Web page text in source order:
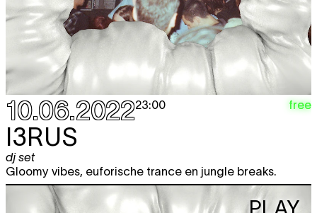
10.06.202223:00 free
I3RUS
dj set
Gloomy vibes, euforische trance en jungle breaks.